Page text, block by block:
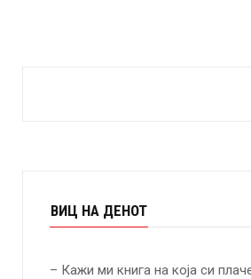
ВИЦ НА ДЕНОТ
– Кажи ми книга на која си